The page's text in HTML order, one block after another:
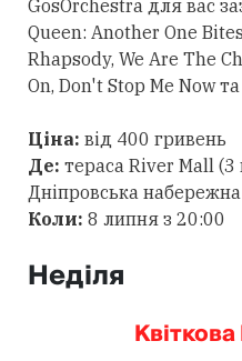
GosOrchestra для вас
Queen: Another One
Rhapsody, We Are The
On, Don't Stop Me Now та
Ціна: від 400 гривень
Де: тераса River Mall
Дніпровська
Коли: 8 липня з 20:00
Неділя